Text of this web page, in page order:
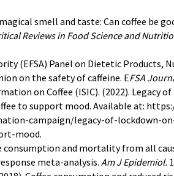
smell and taste: Can coffee be
Reviews in Food Science and
(EFSA) Panel on Dietetic Products,
on the safety of caffeine. EFSA
on Coffee (ISIC). (2022). Legacy
to support mood. Available at:
campaign/legacy-of-lockdown-
mood.
consumption and mortality from all
meta-analysis. Am J Epidemiol.